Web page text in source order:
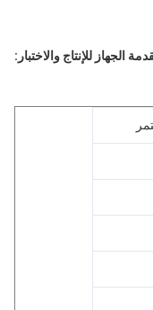
الجهاز للإنتاج والاختبار: